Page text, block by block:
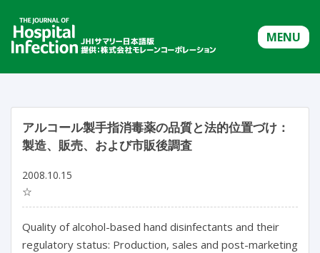
MENU
アルコール製手指消毒薬の品質と法的位置づけ：
製造、販売、および市販後調査
2008.10.15
☆
Quality of alcohol-based hand disinfectants and their
regulatory status: Production, sales and post-marketing